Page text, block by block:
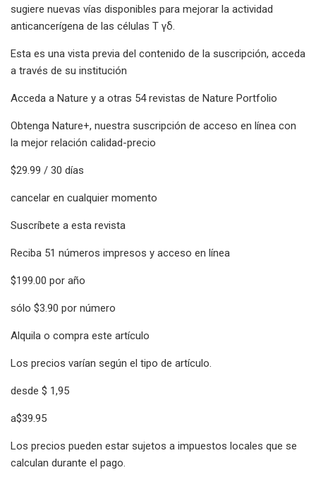
sugiere nuevas vías disponibles para mejorar la actividad
anticancerígena de las células T γδ.
Esta es una vista previa del contenido de la suscripción, acceda
a través de su institución
Acceda a Nature y a otras 54 revistas de Nature Portfolio
Obtenga Nature+, nuestra suscripción de acceso en línea con
la mejor relación calidad-precio
$29.99 / 30 días
cancelar en cualquier momento
Suscríbete a esta revista
Reciba 51 números impresos y acceso en línea
$199.00 por año
sólo $3.90 por número
Alquila o compra este artículo
Los precios varían según el tipo de artículo.
desde $ 1,95
a$39.95
Los precios pueden estar sujetos a impuestos locales que se
calculan durante el pago.